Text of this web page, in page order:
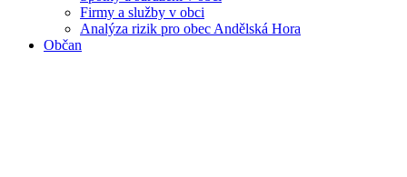
Firmy a služby v obci
Analýza rizik pro obec Andělská Hora
Občan